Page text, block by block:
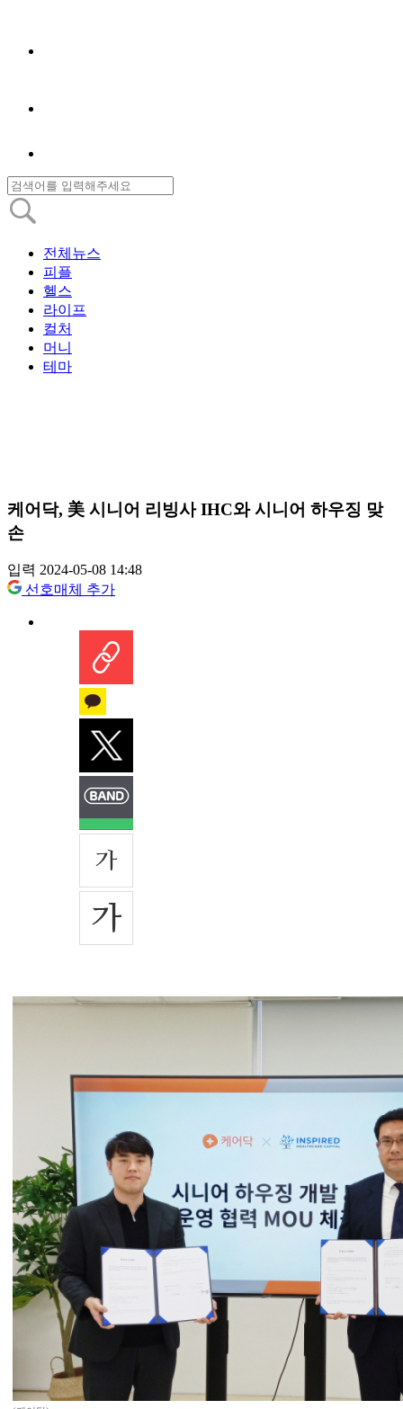
전체뉴스
피플
헬스
라이프
컬처
머니
테마
케어닥, 美 시니어 리빙사 IHC와 시니어 하우징 맞
손
입력 2024-05-08 14:48
선호매체 추가